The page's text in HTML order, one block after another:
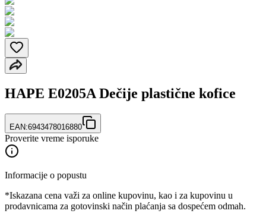
HAPE E0205A Dečije plastične kofice
EAN:6943478016880
Proverite vreme isporuke
Informacije o popustu
*Iskazana cena važi za online kupovinu, kao i za kupovinu u
prodavnicama za gotovinski način plaćanja sa dospećem odmah.